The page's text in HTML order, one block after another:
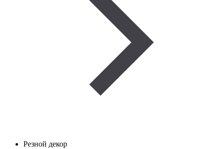
Резной декор